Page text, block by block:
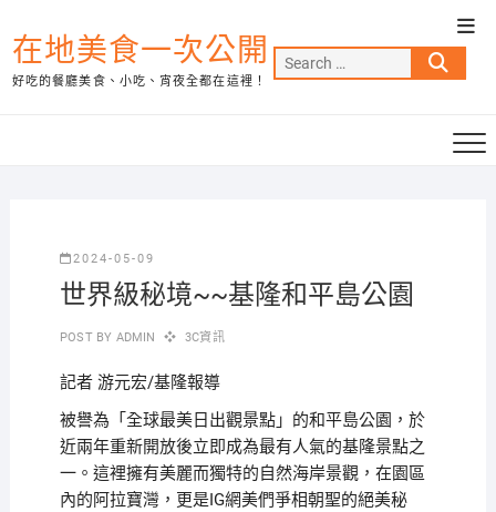
to
content
在地美食一次公開
好吃的餐廳美食、小吃、宵夜全都在這裡！
Search
…
2024-05-09
世界級秘境~~基隆和平島公園
POST BY ADMIN 3C資訊
記者 游元宏/基隆報導
被譽為「全球最美日出觀景點」的和平島公園，於
近兩年重新開放後立即成為最有人氣的基隆景點之
一。這裡擁有美麗而獨特的自然海岸景觀，在園區
內的阿拉寶灣，更是IG網美們爭相朝聖的絕美秘